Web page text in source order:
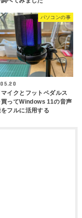
パソコンの事
イクとフットペダルス
買ってWindows 11の音声
フルに活用する